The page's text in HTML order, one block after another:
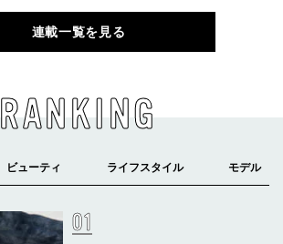
連載一覧を見る
RANKING